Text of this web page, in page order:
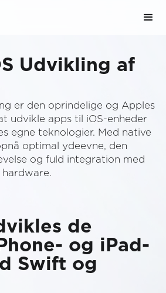
Udvikling af
er den oprindelige og Apples
udvikle apps til iOS-enheder
egne teknologier. Med native
optimal ydeevne, den
og fuld integration med
de
og iPad-
Swift og